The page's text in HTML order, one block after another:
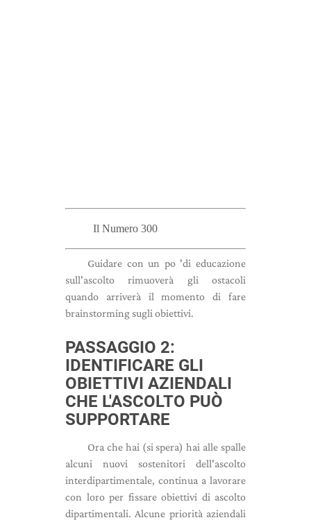
Il Numero 300
Guidare con un po 'di educazione
sull'ascolto rimuoverà gli ostacoli
quando arriverà il momento di fare
brainstorming sugli obiettivi.
PASSAGGIO 2:
IDENTIFICARE GLI
OBIETTIVI AZIENDALI
CHE L'ASCOLTO PUÒ
SUPPORTARE
Ora che hai (si spera) hai alle spalle
alcuni nuovi sostenitori dell'ascolto
interdipartimentale, continua a lavorare
con loro per fissare obiettivi di ascolto
dipartimentali. Alcune priorità aziendali